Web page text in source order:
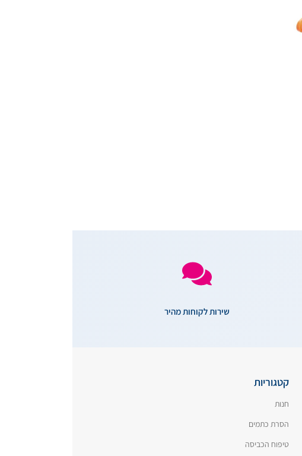
שירות לקוחות מהיר
קטגוריות
חנות
הסרת כתמים
טיפוח הכביסה